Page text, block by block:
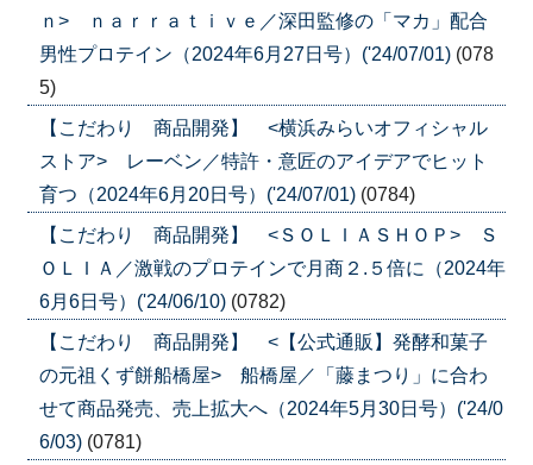
ｎ> ｎａｒｒａｔｉｖｅ／深田監修の「マカ」配合
男性プロテイン（2024年6月27日号）('24/07/01) (078
5)
【こだわり 商品開発】 <横浜みらいオフィシャル
ストア> レーベン／特許・意匠のアイデアでヒット
育つ（2024年6月20日号）('24/07/01) (0784)
【こだわり 商品開発】 <ＳＯＬＩＡＳＨＯＰ> Ｓ
ＯＬＩＡ／激戦のプロテインで月商２.５倍に（2024年
6月6日号）('24/06/10) (0782)
【こだわり 商品開発】 <【公式通販】発酵和菓子
の元祖くず餅船橋屋> 船橋屋／「藤まつり」に合わ
せて商品発売、売上拡大へ（2024年5月30日号）('24/0
6/03) (0781)